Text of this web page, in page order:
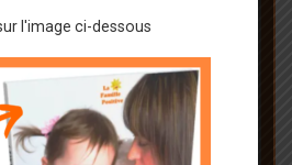
l'image ci-dessous